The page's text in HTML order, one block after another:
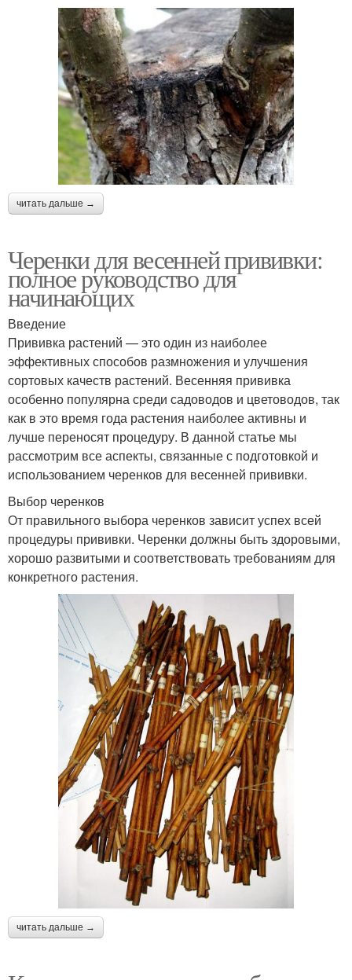
читать дальше →
Черенки для весенней прививки:
полное руководство для
начинающих
Введение
Прививка растений — это один из наиболее
эффективных способов размножения и улучшения
сортовых качеств растений. Весенняя прививка
особенно популярна среди садоводов и цветоводов, так
как в это время года растения наиболее активны и
лучше переносят процедуру. В данной статье мы
рассмотрим все аспекты, связанные с подготовкой и
использованием черенков для весенней прививки.
Выбор черенков
От правильного выбора черенков зависит успех всей
процедуры прививки. Черенки должны быть здоровыми,
хорошо развитыми и соответствовать требованиям для
конкретного растения.
читать дальше →